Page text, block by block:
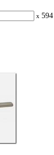
x 594